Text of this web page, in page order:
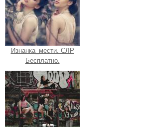
Изнанка_мести. СЛР
Бесплатно.